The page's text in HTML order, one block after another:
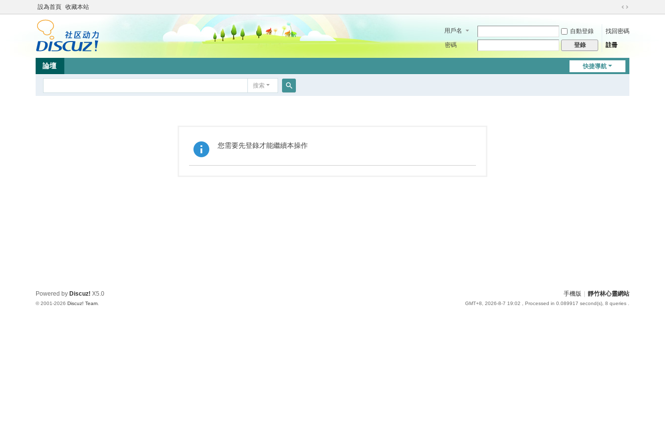
設為首頁 收藏本站
切
到
用戶名 自動登錄
找回密碼
密碼
登錄 註冊
快捷導航
論壇
搜索
您需要先登錄才能繼續本操作
手機版 靜竹林心靈網站
GMT+8, 2026-8-7 19:02 , Processed in 0.089917 second(s), 8 queries .
Powered by Discuz! X5.0
© 2001-2026 Discuz! Team